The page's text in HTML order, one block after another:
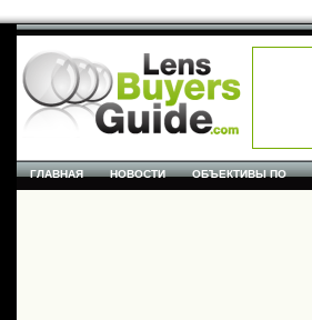
ГЛАВНАЯ НОВОСТИ ОБЪЕКТИВЫ ПО